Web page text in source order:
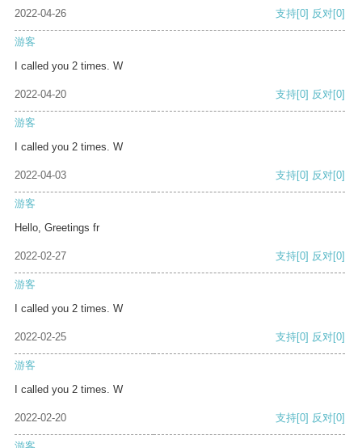
2022-04-26 支持[0] 反对[0]
游客
I called you 2 times. W
2022-04-20 支持[0] 反对[0]
游客
I called you 2 times. W
2022-04-03 支持[0] 反对[0]
游客
Hello, Greetings fr
2022-02-27 支持[0] 反对[0]
游客
I called you 2 times. W
2022-02-25 支持[0] 反对[0]
游客
I called you 2 times. W
2022-02-20 支持[0] 反对[0]